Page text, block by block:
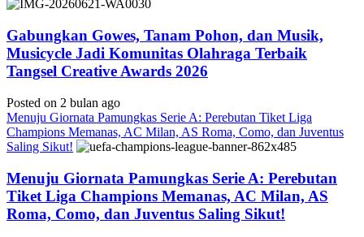
Gabungkan Gowes, Tanam Pohon, dan Musik,
Musicycle Jadi Komunitas Olahraga Terbaik
Tangsel Creative Awards 2026
Posted on 2 bulan ago
Menuju Giornata Pamungkas Serie A: Perebutan Tiket Liga
Champions Memanas, AC Milan, AS Roma, Como, dan Juventus
Saling Sikut!
Menuju Giornata Pamungkas Serie A: Perebutan
Tiket Liga Champions Memanas, AC Milan, AS
Roma, Como, dan Juventus Saling Sikut!